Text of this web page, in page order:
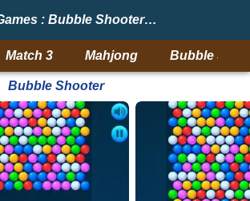
BestAllGames : Bubble Shooter Free 3
Match 3 Mahjong Bubble
Bubble Shooter